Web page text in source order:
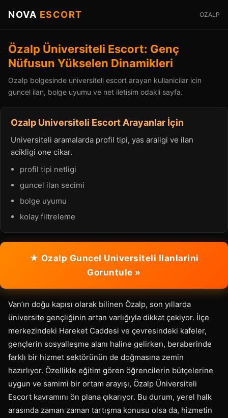
NOVA ESCORT OZALP
Özalp Üniversiteli Escort: Genç
Nüfusun Yükselen Dinamikleri
Ozalp bolgesinde universiteli escort arayan kullanicilar icin
guncel ilan, bolge uyumu ve net iletisim odakli sayfa.
Ozalp Universiteli Escort Arayanlar İçin
Universiteli aramalarda profil tipi, yas araligi ve ilan
acikligi one cikar.
profil tipi netligi
guncel ilan secimi
bolge uyumu
kolay filtreleme
★ Ozalp Guncel Universiteli Ilanlarini
Goruntule »
Van’ın doğu kapısı olarak bilinen Özalp, son yıllarda
üniversite gençliğinin artan varlığıyla dikkat çekiyor. İlçe
merkezindeki Hareket Caddesi ve çevresindeki kafeler,
gençlerin sosyalleşme alanı haline gelirken, beraberinde
farklı bir hizmet sektörünün de doğmasına zemin
hazırlıyor. Özellikle eğitim gören öğrencilerin bütçelerine
uygun ve samimi bir ortam arayışı, Özalp Üniversiteli
Escort kavramını ön plana çıkarıyor. Bu durum, yerel halk
arasında zaman zaman tartışma konusu olsa da, hizmetin